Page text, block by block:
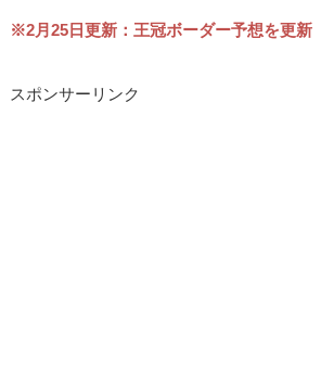
※2月25日更新：王冠ボーダー予想を更新
スポンサーリンク